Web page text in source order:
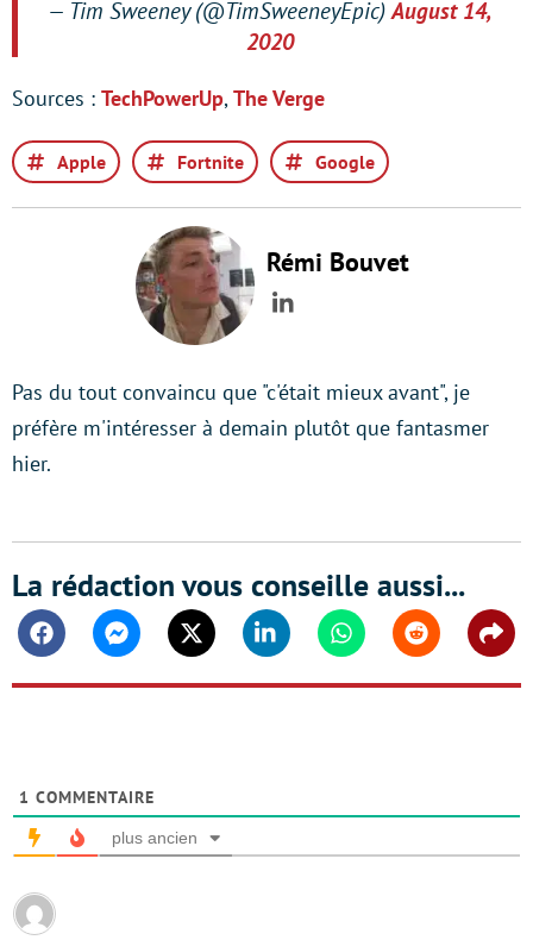
— Tim Sweeney (@TimSweeneyEpic)August 14,
2020
Sources : TechPowerUp,The Verge
Apple Fortnite Google
Rémi Bouvet
LinkedIn
Pas du tout convaincu que "c'était mieux avant", je
préfère m'intéresser à demain plutôt que fantasmer
hier.
La rédaction vous conseille aussi...
FacebookMessengerTwitter Linkedin WhatsappReddit
1 COMMENTAIRE
plus ancien